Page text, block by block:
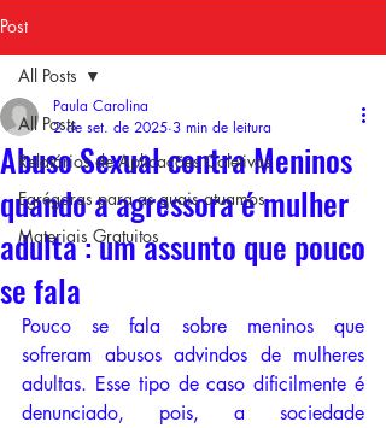
Post
All Posts
Relatórios de Aplicações Coletivas
Egrégoras para as quais atuamos
Materiais Gratuitos
All Posts
Abuso Sexual contra Meninos
quando a agressora é mulher
adulta : um assunto que pouco
se fala
Paula Carolina
2 de set. de 2025 3 min de leitura
Pouco se fala sobre meninos que
sofreram abusos advindos de mulheres
adultas. Esse tipo de caso dificilmente é
denunciado, pois, a sociedade